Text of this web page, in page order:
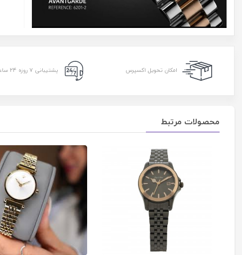
امکان تحویل اکسپرس پشتیبانی ۷ روزه ۲۴ ساعته
محصولات مرتبط